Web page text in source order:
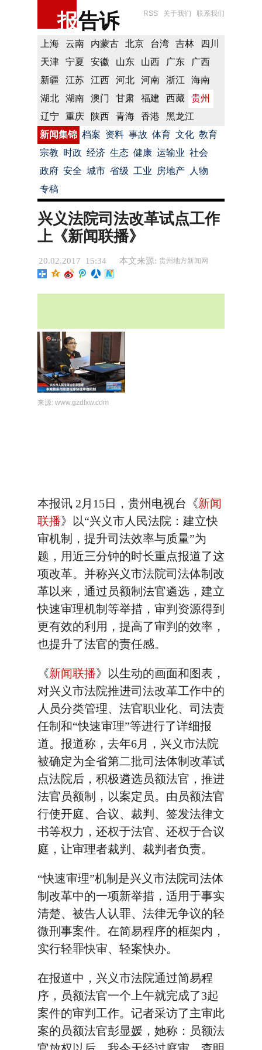
报告诉 RSS 关于我们 联系我们
上海 云南 内蒙古 北京 台湾 吉林
四川
天津
宁夏 安徽 山东 山西 广东
广西
新疆
江苏 江西 河北 河南 浙江
海南
湖北
湖南 澳门 甘肃 福建 西藏
贵州
辽宁
重庆 陕西 青海 香港
黑龙江
新闻集锦 档案 资料 事故 体育 文化 教育
宗教 时政 经济 生态 健康 运输业 社会
政府 安全 城市 省级 工业 房地产
人物
专稿
兴义法院司法改革试点工作
上《新闻联播》
20.02.2017 15:34 本文来源: 贵州地方新闻网
来源: www.gzdfxw.com
本报讯 2月15日，贵州电视台《新闻
联播》以“兴义市人民法院：建立快
审机制，提升司法效率与质量”为
题，用近三分钟的时长重点报道了这
项改革。并称兴义市法院司法体制改
革以来，通过员额制法官遴选，建立
快速审理机制等举措，审判资源得到
更有效的利用，提高了审判的效率，
也提升了法官的责任感。
《新闻联播》以生动的画面和图表，
对兴义市法院推进司法改革工作中的
人员分类管理、法官职业化、司法责
任制和“快速审理”等进行了详细报
道。报道称，去年6月，兴义市法院
被确定为全省第二批司法体制改革试
点法院后，积极遴选员额法官，推进
法官员额制，以案定员。由员额法官
行使开庭、合议、裁判、签发法律文
书等权力，还权于法官、还权于合议
庭，让审理者裁判、裁判者负责。
“快速审理”机制是兴义市法院司法体
制改革中的一项新举措，适用于事实
清楚、被告人认罪、法律无争议的轻
微刑事案件。在简易程序的框架内，
实行轻罪快审、轻案快办。
在报道中，兴义市法院通过简易程
序，员额法官一个上午就完成了3起
案件的审判工作。记者采访了主审此
案的员额法官彭显媛，她称：员额法